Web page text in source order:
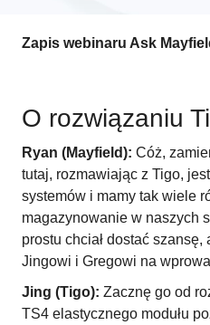
Zapis webinaru Ask
O rozwiązaniu
Ryan (Mayfield): Cóż,
tutaj, rozmawiając z Tigo,
systemów i mamy tak wiele
magazynowanie w naszych
prostu chciał dostać
Jingowi i Gregowi na
Jing (Tigo): Zacznę go od
TS4 elastycznego modułu